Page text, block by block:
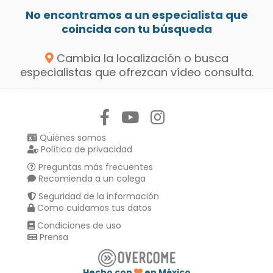
No encontramos a un especialista que
coincida con tu búsqueda
Cambia la localización o busca
especialistas que ofrezcan vídeo consulta.
Quiénes somos
Política de privacidad
Preguntas más frecuentes
Recomienda a un colega
Seguridad de la información
Como cuidamos tus datos
Condiciones de uso
Prensa